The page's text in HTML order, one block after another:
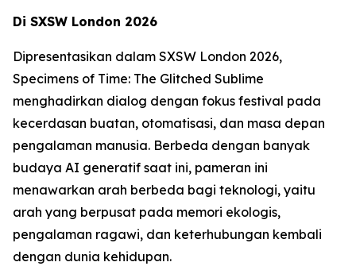
Di SXSW London 2026
Dipresentasikan dalam SXSW London 2026,
Specimens of Time: The Glitched Sublime
menghadirkan dialog dengan fokus festival pada
kecerdasan buatan, otomatisasi, dan masa depan
pengalaman manusia. Berbeda dengan banyak
budaya AI generatif saat ini, pameran ini
menawarkan arah berbeda bagi teknologi, yaitu
arah yang berpusat pada memori ekologis,
pengalaman ragawi, dan keterhubungan kembali
dengan dunia kehidupan.